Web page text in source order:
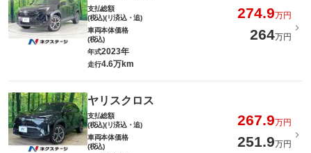
支払総額
(税込)(リ済込・追)
274.9万円
車両本体価格
(税込)
264万円
年式2023年
走行4.6万km
ヤリスクロス
支払総額
(税込)(リ済込・追)
267.9万円
車両本体価格
(税込)
251.9万円